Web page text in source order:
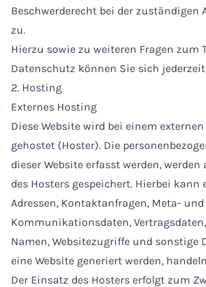
Beschwerderecht bei der zuständigen
zu.
Hierzu sowie zu weiteren Fragen zum
Datenschutz können Sie sich
2. Hosting
Externes Hosting
Diese Website wird bei einem
gehostet (Hoster). Die
dieser Website erfasst werden, werden
des Hosters gespeichert. Hierbei kann
Adressen, Kontaktanfragen, Meta- und
Kommunikationsdaten,
Namen, Websitezugriffe und sonstige
eine Website generiert werden,
Der Einsatz des Hosters erfolgt zum